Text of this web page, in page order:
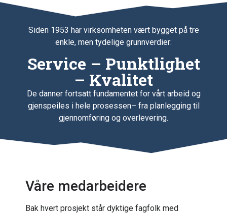
Siden 1953 har virksomheten vært bygget på tre
enkle, men tydelige grunnverdier:
Service – Punktlighet
– Kvalitet
De danner fortsatt fundamentet for vårt arbeid og
gjenspeiles i hele prosessen– fra planlegging til
gjennomføring og overlevering.
Våre medarbeidere
Bak hvert prosjekt står dyktige fagfolk med